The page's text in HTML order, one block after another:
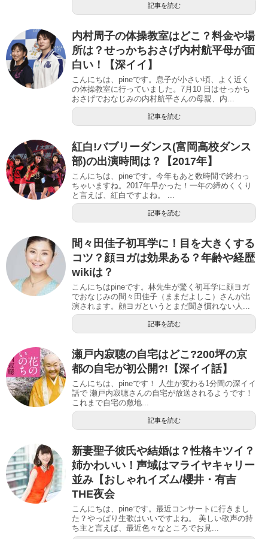
記事を読む
内村周子の体操教室はどこ？料金や場
所は？せっかちおさげ内村航平母が面
白い！【深イイ】
こんにちは、pineです。息子が小さい頃、よく近く
の体操教室に行っていました。7月10 日はせっかち
おさげでおなじみの内村航平さんの母親、内...
記事を読む
紅白!バブリーダンス(富岡高校ダンス
部)の出演時間は？【2017年】
こんにちは、pineです。今年もあと数時間で終わっ
ちゃいますね。2017年早かった！一年の締めくくり
と言えば、紅白ですよね。 ...
記事を読む
間々田佳子初耳学に！目を大きくする
コツ？顔ヨガは効果ある？年齢や経歴
wikiは？
こんにちはpineです。林先生が驚く初耳学に顔ヨガ
でおなじみの間々田佳子（ままだよしこ）さんが出
演されます。顔ヨガというとまだ聞き慣れない人...
記事を読む
瀬戸内寂聴の自宅はどこ?200坪の京
都の自宅が初公開?!【深イイ話】
こんにちは、pineです！ 人生が変わる1分間の深イイ
話で 瀬戸内寂聴さんの自宅が放送されるようです！
これまで自宅の敷地...
記事を読む
新妻聖子彼氏や結婚は？性格キツイ？
姉かわいい！声域はマライヤキャリー
並み【おしゃれイズム/櫻井・有吉
THE夜会
こんにちは、pineです。最近コンサートに行きまし
た？やっぱり生歌はいいですよね。 美しい歌声の持
ち主と言えば、最近色々なところでお見...